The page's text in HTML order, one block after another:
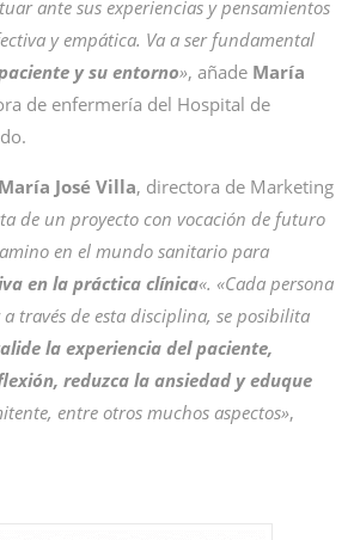
ante sus experiencias y pensamientos
y empática. Va a ser fundamental
y su entorno», añade María
de enfermería del Hospital de
María José Villa, directora de Marketing
de un proyecto con vocación de futuro
en el mundo sanitario para
en la práctica clínica«. «Cada persona
través de esta disciplina, se posibilita
la experiencia del paciente,
reduzca la ansiedad y eduque
entre otros muchos aspectos»,